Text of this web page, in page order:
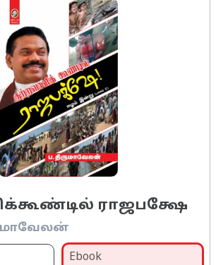
ராஜபக்ஷே
Ebook